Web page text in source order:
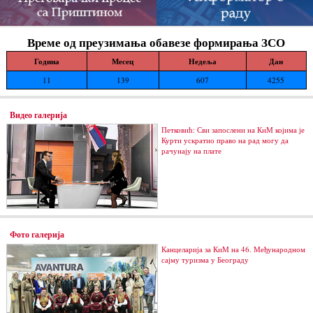
Време од преузимања обавезе формирања ЗСО
Година Месец Недеља Дан
11 139 607 4255
Видео галерија
Петковић: Сви запослени на КиМ којима је
Курти ускратио право на рад могу да
рачунају на плате
Фото галерија
Канцеларија за КиМ на 46. Међународном
сајму туризма у Београду